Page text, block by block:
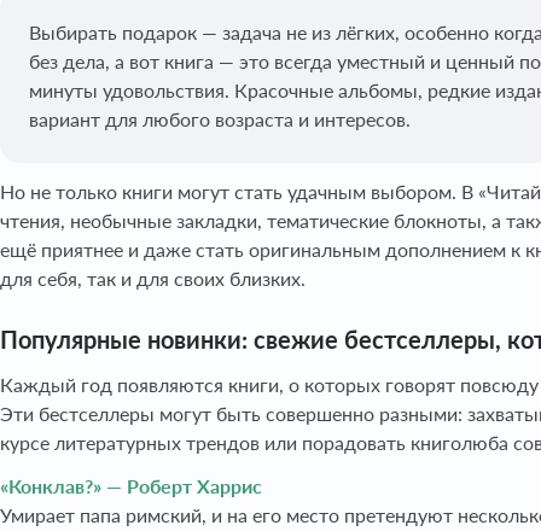
Выбирать подарок — задача не из лёгких, особенно
без дела, а вот книга — это всегда уместный и ценный
минуты удовольствия. Красочные альбомы, редкие
вариант для любого возраста и интересов.
Но не только книги могут стать удачным выбором. В
чтения, необычные закладки, тематические блокноты, а
ещё приятнее и даже стать оригинальным дополнением к
для себя, так и для своих близких.
Популярные новинки: свежие бестселлеры,
Каждый год появляются книги, о которых говорят
Эти бестселлеры могут быть совершенно разными:
курсе литературных трендов или порадовать книголюба
«Конклав?» — Роберт Харрис
Умирает папа римский, и на его место претендуют